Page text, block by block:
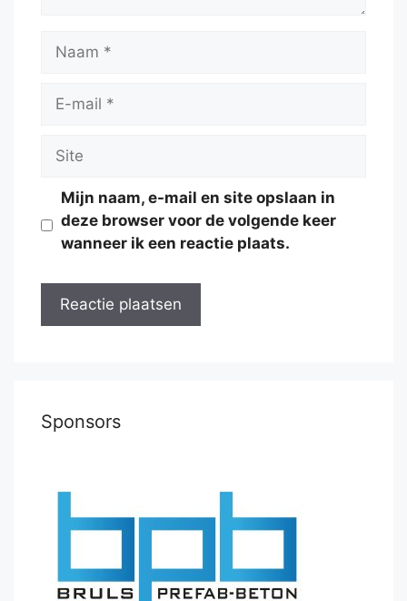
Naam
Site
Mijn naam, e-mail en site opslaan in
deze browser voor de volgende keer
wanneer ik een reactie plaats.
Sponsors